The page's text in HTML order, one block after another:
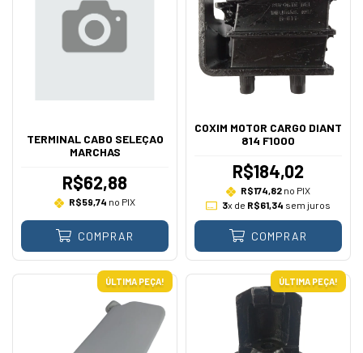
TERMINAL CABO SELEÇAO
MARCHAS
R$62,88
R$59,74 no PIX
COMPRAR
COXIM MOTOR CARGO DIANT
814 F1000
R$184,02
R$174,82 no PIX
3x de R$61,34 sem juros
COMPRAR
ÚLTIMA PEÇA! ÚLTIMA PEÇA!